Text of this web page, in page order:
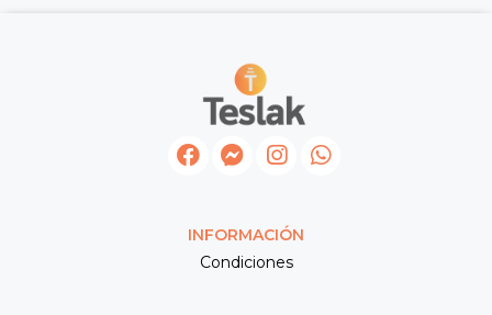
INFORMACIÓN
Condiciones